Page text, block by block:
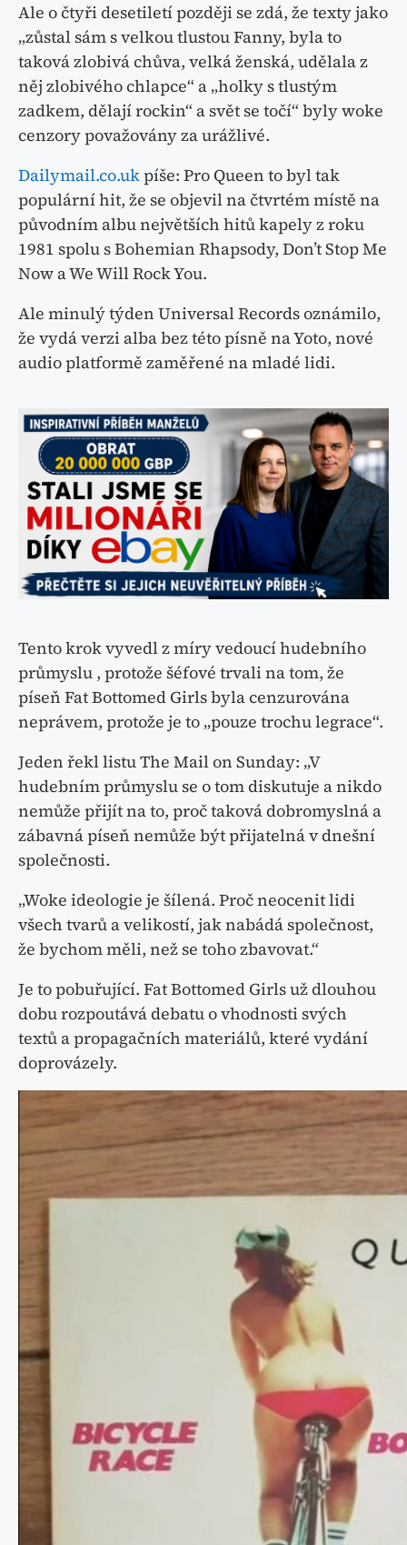
Ale o čtyři desetiletí později se zdá, že texty jako
„zůstal sám s velkou tlustou Fanny, byla to
taková zlobivá chůva, velká ženská, udělala z
něj zlobivého chlapce“ a „holky s tlustým
zadkem, dělají rockin“ a svět se točí“ byly woke
cenzory považovány za urážlivé.
Dailymail.co.ukpíše: Pro Queen to byl tak
populární hit, že se objevil na čtvrtém místě na
původním albu největších hitů kapely z roku
1981 spolu s Bohemian Rhapsody, Don’t Stop Me
Now a We Will Rock You.
Ale minulý týden Universal Records oznámilo,
že vydá verzi alba bez této písně na Yoto, nové
audio platformě zaměřené na mladé lidi.
Tento krok vyvedl z míry vedoucí hudebního
průmyslu , protože šéfové trvali na tom, že
píseň Fat Bottomed Girls byla cenzurována
neprávem, protože je to „pouze trochu legrace“.
Jeden řekl listu The Mail on Sunday: „V
hudebním průmyslu se o tom diskutuje a nikdo
nemůže přijít na to, proč taková dobromyslná a
zábavná píseň nemůže být přijatelná v dnešní
společnosti.
„Woke ideologie je šílená. Proč neocenit lidi
všech tvarů a velikostí, jak nabádá společnost,
že bychom měli, než se toho zbavovat.“
Je to pobuřující. Fat Bottomed Girls už dlouhou
dobu rozpoutává debatu o vhodnosti svých
textů a propagačních materiálů, které vydání
doprovázely.